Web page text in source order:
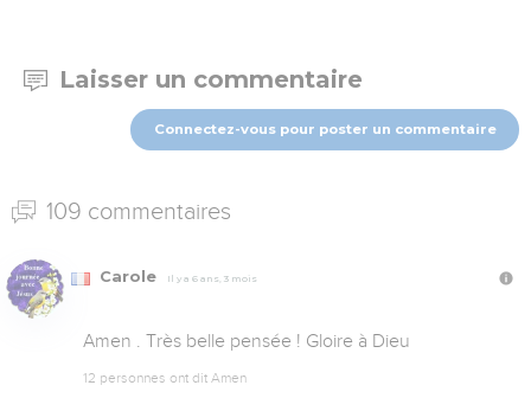
Laisser un commentaire
Connectez-vous pour poster un commentaire
109 commentaires
Carole Il y a 6 ans, 3 mois
Amen . Très belle pensée ! Gloire à Dieu
12 personnes ont dit Amen